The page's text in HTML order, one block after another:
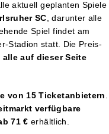
aktuell geplanten Spiele
SC, darunter alle
Spiel findet am
Stadion statt. Die Preis-
alle auf dieser Seite
von 15 Ticketanbietern.
verfügbare
71 € erhältlich.